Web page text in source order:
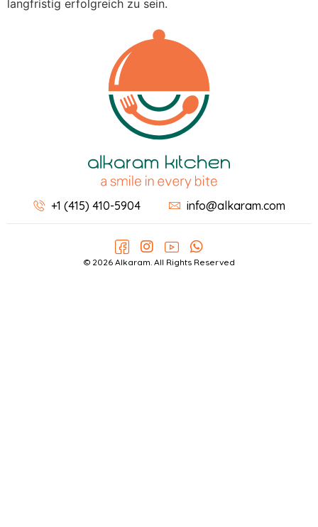
langfristig erfolgreich zu sein.
+1 (415) 410-5904 info@alkaram.com
© 2026 Alkaram. All Rights Reserved